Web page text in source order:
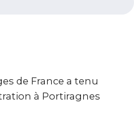
de France a tenu
à Portiragnes